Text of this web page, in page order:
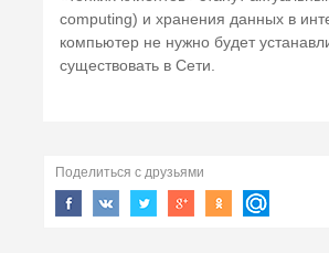
computing) и хранения данных в
компьютер не нужно будет
существовать в Сети.
Поделиться с друзьями